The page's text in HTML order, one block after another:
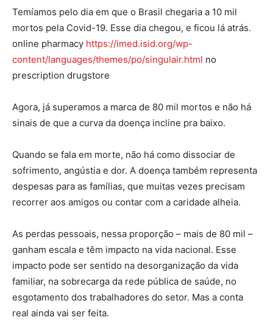
Temíamos pelo dia em que o Brasil chegaria a 10 mil
mortos pela Covid-19. Esse dia chegou, e ficou lá atrás.
online pharmacy https://imed.isid.org/wp-
content/languages/themes/po/singulair.html no
prescription drugstore
Agora, já superamos a marca de 80 mil mortos e não há
sinais de que a curva da doença incline pra baixo.
Quando se fala em morte, não há como dissociar de
sofrimento, angústia e dor. A doença também representa
despesas para as famílias, que muitas vezes precisam
recorrer aos amigos ou contar com a caridade alheia.
As perdas pessoais, nessa proporção – mais de 80 mil –
ganham escala e têm impacto na vida nacional. Esse
impacto pode ser sentido na desorganização da vida
familiar, na sobrecarga da rede pública de saúde, no
esgotamento dos trabalhadores do setor. Mas a conta
real ainda vai ser feita.